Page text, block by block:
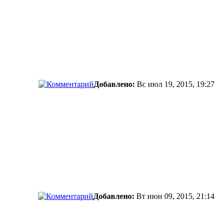
Добавлено: Вс июл 19, 2015, 19:27
Добавлено: Вт июн 09, 2015, 21:14